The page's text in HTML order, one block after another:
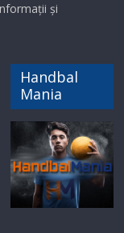
și
Handbal
Mania